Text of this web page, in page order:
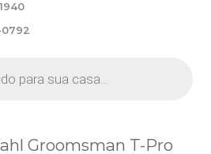
0792
Groomsman T-Pro